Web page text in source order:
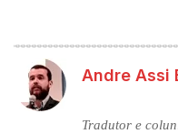
Andre Assi
Tradutor e